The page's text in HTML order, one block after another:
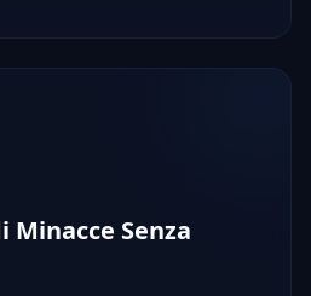
Minacce Senza